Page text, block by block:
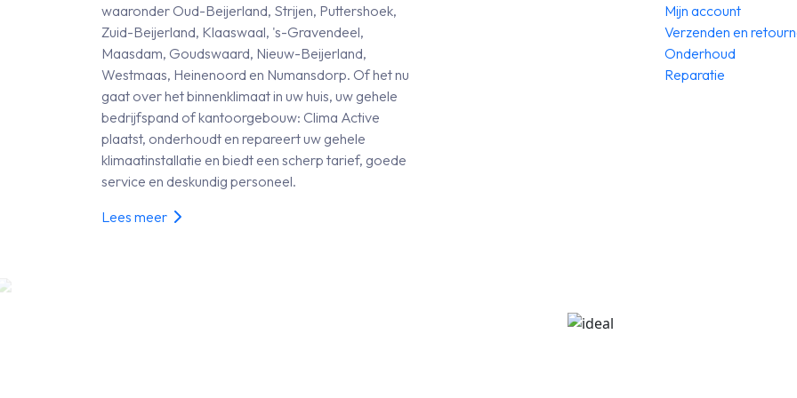
waaronder Oud-Beijerland, Strijen, Puttershoek,
Zuid-Beijerland, Klaaswaal, 's-Gravendeel,
Maasdam, Goudswaard, Nieuw-Beijerland,
Westmaas, Heinenoord en Numansdorp. Of het nu
gaat over het binnenklimaat in uw huis, uw gehele
bedrijfspand of kantoorgebouw: Clima Active
plaatst, onderhoudt en repareert uw gehele
klimaatinstallatie en biedt een scherp tarief, goede
service en deskundig personeel.
Lees meer
Mijn account
Verzenden en
Onderhoud
Reparatie